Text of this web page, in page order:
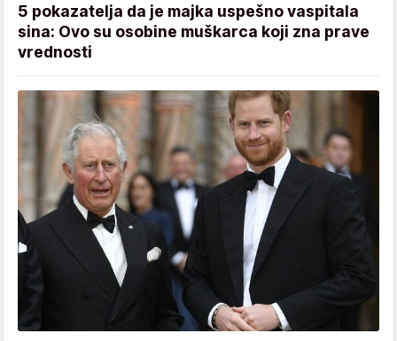
5 pokazatelja da je majka uspešno vaspitala
sina: Ovo su osobine muškarca koji zna prave
vrednosti